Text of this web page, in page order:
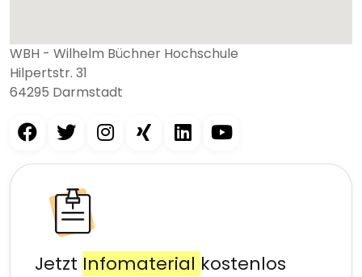
WBH - Wilhelm Büchner Hochschule
Hilpertstr. 31
64295 Darmstadt
Jetzt Infomaterial kostenlos